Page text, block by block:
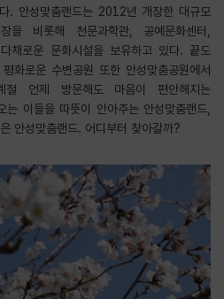
. 안성맞춤랜드는 2012년 개장한 대규모
을 비롯해 천문과학관, 공예문화센터,
채로운 문화시설을 보유하고 있다. 끝도
화로운 수변공원 또한 안성맞춤공원에서
언제 방문해도 마음이 편안해지는
는 이들을 따뜻이 안아주는 안성맞춤랜드,
안성맞춤랜드. 어디부터 찾아갈까?